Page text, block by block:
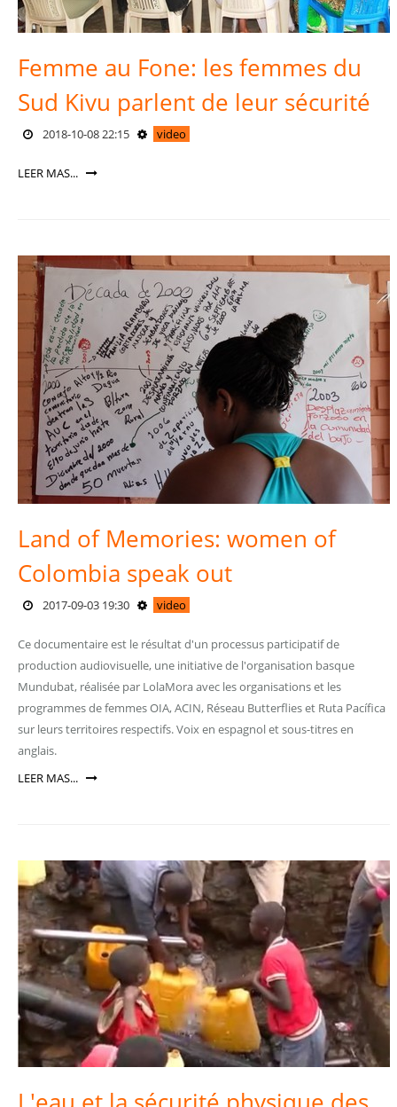
Femme au Fone: les femmes du
Sud Kivu parlent de leur sécurité
2018-10-08 22:15 video
LEER MAS...
Land of Memories: women of
Colombia speak out
2017-09-03 19:30 video
Ce documentaire est le résultat d'un processus participatif de
production audiovisuelle, une initiative de l'organisation basque
Mundubat, réalisée par LolaMora avec les organisations et les
programmes de femmes OIA, ACIN, Réseau Butterflies et Ruta Pacífica
sur leurs territoires respectifs. Voix en espagnol et sous-titres en
anglais.
LEER MAS...